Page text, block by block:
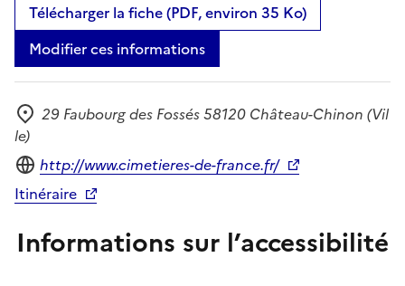
Télécharger la fiche (PDF, environ 35 Ko)
Modifier ces informations
Adresse
29 Faubourg des Fossés 58120 Château-Chinon (Vil
le)
Site internet
http://www.cimetieres-de-france.fr/
Itinéraire
Informations sur l’accessibilité